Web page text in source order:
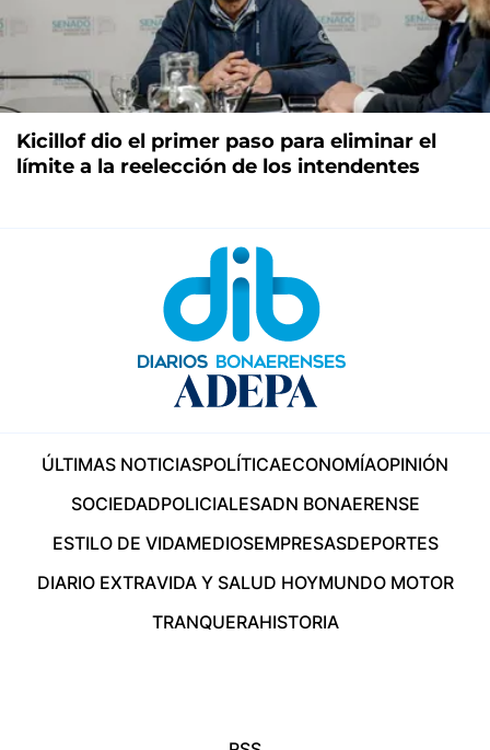
Kicillof dio el primer paso para eliminar el
límite a la reelección de los intendentes
ÚLTIMAS NOTICIASPOLÍTICAECONOMÍAOPINIÓN
SOCIEDADPOLICIALESADN BONAERENSE
ESTILO DE VIDAMEDIOSEMPRESASDEPORTES
DIARIO EXTRAVIDA Y SALUD HOYMUNDO MOTOR
TRANQUERAHISTORIA